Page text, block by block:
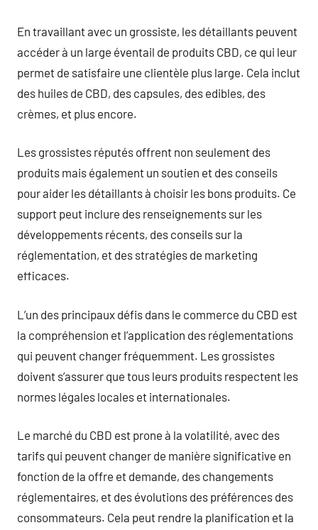
En travaillant avec un grossiste, les détaillants peuvent
accéder à un large éventail de produits CBD, ce qui leur
permet de satisfaire une clientèle plus large. Cela inclut
des huiles de CBD, des capsules, des edibles, des
crèmes, et plus encore.
Les grossistes réputés offrent non seulement des
produits mais également un soutien et des conseils
pour aider les détaillants à choisir les bons produits. Ce
support peut inclure des renseignements sur les
développements récents, des conseils sur la
réglementation, et des stratégies de marketing
efficaces.
L’un des principaux défis dans le commerce du CBD est
la compréhension et l’application des réglementations
qui peuvent changer fréquemment. Les grossistes
doivent s’assurer que tous leurs produits respectent les
normes légales locales et internationales.
Le marché du CBD est prone à la volatilité, avec des
tarifs qui peuvent changer de manière significative en
fonction de la offre et demande, des changements
réglementaires, et des évolutions des préférences des
consommateurs. Cela peut rendre la planification et la